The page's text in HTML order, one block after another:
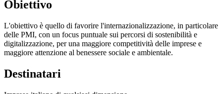
Obiettivo
L'obiettivo è quello di favorire l'internazionalizzazione, in particolare
delle PMI, con un focus puntuale sui percorsi di sostenibilità e
digitalizzazione, per una maggiore competitività delle imprese e
maggiore attenzione al benessere sociale e ambientale.
Destinatari